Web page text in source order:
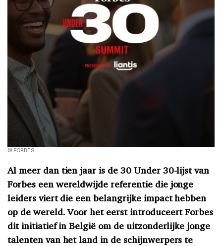
© FORBES
Al meer dan tien jaar is de 30 Under 30-lijst van
Forbes een wereldwijde referentie die jonge
leiders viert die een belangrijke impact hebben
op de wereld. Voor het eerst introduceertForbes
dit initiatief in België om de uitzonderlijke jonge
talenten van het land in de schijnwerpers te